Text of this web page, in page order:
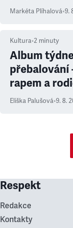
Markéta Plíhalová•9.
Kultura•2 minuty
Album
přebalování
rapem a
Eliška Palušová•9. 8.
Respekt
Redakce
Kontakty